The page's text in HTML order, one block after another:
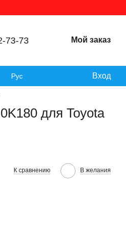
73-73 Мой заказ
Рус Вход
для Toyota
К сравнению В желания